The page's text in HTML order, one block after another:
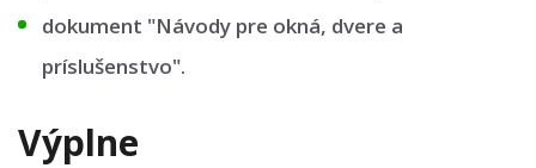
dokument "Návody pre okná, dvere a
príslušenstvo".
Výplne